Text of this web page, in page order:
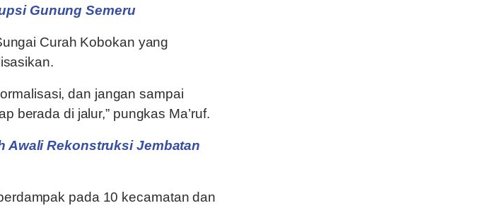
Gunung Semeru
Curah Kobokan yang
dan jangan sampai
berada di jalur,” pungkas Ma’ruf.
Awali Rekonstruksi Jembatan
pada 10 kecamatan dan